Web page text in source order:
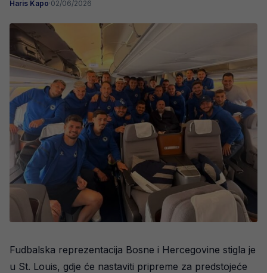
Haris Kapo·02/06/2026
Fudbalska reprezentacija Bosne i Hercegovine stigla je
u St. Louis, gdje će nastaviti pripreme za predstojeće